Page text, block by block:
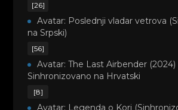
[26]
Avatar: Poslednji vladar vetrova
na Srpski)
[56]
Avatar: The Last Airbender (2024)
Sinhronizovano na Hrvatski
[8]